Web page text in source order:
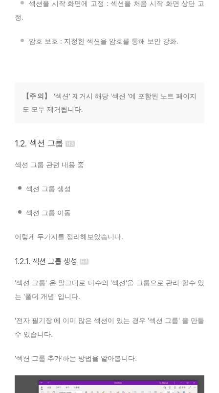
섹션을 시작 화면에 고정 : 섹션을 처음 시작 화면 상단 고
정.
암호 보호 : 지정한 섹션을 암호를 통해 보안 강화.
【주 의】
'섹션' 제거시 해당 '섹션 '에 포함된 노트 페이지
도 모두 제거됩니다.
1.2. 섹션 그룹
섹션 그룹 관련 내용 중
섹션 그룹 생성
섹션 그룹 이동
이렇게 두가지를 정리해보았습니다.
1.2.1. 섹션 그룹 생성
'섹션 그룹' 은 말그대로 다수의 '섹션'을 그룹으로 관리 할수 있
는 '폴더 개념' 입니다.
'전자 필기장'에 이미 많은 섹션이 있는 경우 '섹션 그룹' 을 만들
수 있습니다.
'섹션 그룹 추가'하는 방법을 알아봅니다.